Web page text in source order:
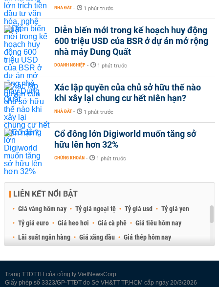
NHÀ ĐẤT - 1 phút trước
Diễn biến mới trong kế hoạch huy động
600 triệu USD của BSR ở dự án mở rộng
nhà máy Dung Quất
DOANH NGHIỆP - 1 phút trước
Xác lập quyền của chủ sở hữu thế nào
khi xây lại chung cư hết niên hạn?
NHÀ ĐẤT - 1 phút trước
Cổ đông lớn Digiworld muốn tăng sở
hữu lên hơn 32%
CHỨNG KHOÁN - 1 phút trước
LIÊN KẾT NỔI BẬT
Giá vàng hôm nay Tỷ giá ngoại tệ Tỷ giá usd
Tỷ giá yen
Tỷ giá euro
Giá heo hơi Giá cà phê
Giá tiêu hôm nay
Lãi suất ngân hàng
Giá xăng dầu
Giá thép hôm nay
Trang TTĐTTH của công ty VietNewsCorp
Giấy phép số 3323/GP-TTĐT do Sở VH&TT TP.HCM cấp ngày 20/3/2026